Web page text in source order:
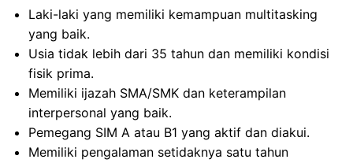
Laki-laki yang memiliki kemampuan multitasking
yang baik.
Usia tidak lebih dari 35 tahun dan memiliki kondisi
fisik prima.
Memiliki ijazah SMA/SMK dan keterampilan
interpersonal yang baik.
Pemegang SIM A atau B1 yang aktif dan diakui.
Memiliki pengalaman setidaknya satu tahun